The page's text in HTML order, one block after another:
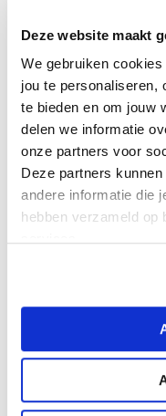
Deze website maakt
We gebruiken
jou te personaliseren,
te bieden en om jouw
delen we informatie
onze partners voor
Deze partners
andere informatie die
hebben verzameld op
De Meent